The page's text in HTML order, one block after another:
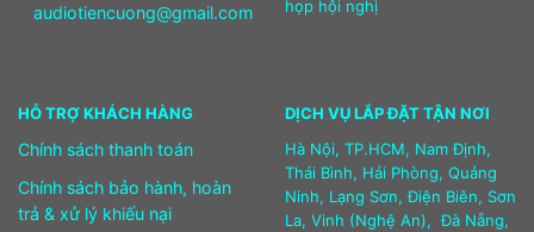
audiotiencuong@gmail.com
họp hội nghị
HỖ TRỢ KHÁCH HÀNG
Chính sách thanh toán
Chính sách bảo hành, hoàn
trả & xử lý khiếu nại
DỊCH VỤ LẮP ĐẶT TẬN NƠI
Hà Nội, TP.HCM, Nam Định,
Thái Bình, Hải Phòng, Quảng
Ninh, Lạng Sơn, Điện Biên, Sơn
La, Vinh (Nghệ An), Đà Nẵng,